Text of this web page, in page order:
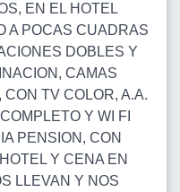
EN EL HOTEL
A POCAS CUADRAS
DOBLES Y
CAMAS
TV COLOR, A.A.
Y WI FI
PENSION, CON
Y CENA EN
LLEVAN Y NOS